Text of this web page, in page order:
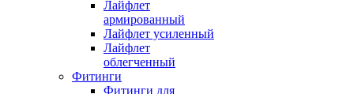
Лайфлет
армированный
Лайфлет усиленный
Лайфлет
облегченный
Фитинги
Фитинги для